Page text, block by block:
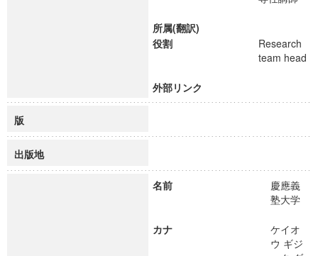
所属(翻訳)
役割
Research
team head
外部リンク
版
出版地
名前
慶應義
塾大学
カナ
ケイオ
ウ ギジ